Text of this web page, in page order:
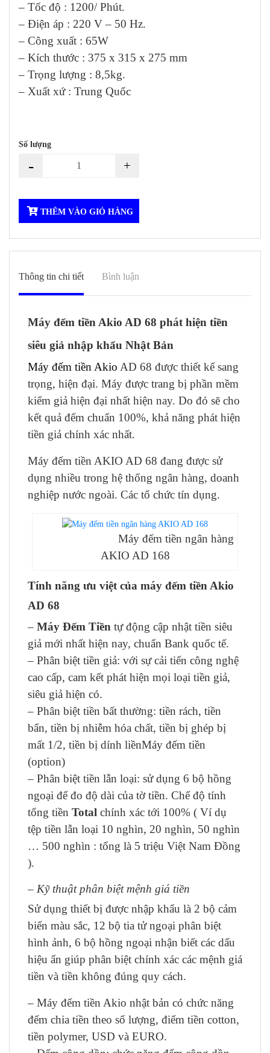
– Tốc độ : 1200/ Phút.
– Điện áp : 220 V – 50 Hz.
– Công xuất : 65W
– Kích thước : 375 x 315 x 275 mm
– Trọng lượng : 8,5kg.
– Xuất xứ : Trung Quốc
Số lượng
- +
THÊM VÀO GIỎ HÀNG
Thông tin chi tiết Bình luận
Máy đếm tiền Akio AD 68 phát hiện tiền
siêu giả nhập khẩu Nhật Bản
Máy đếm tiền Akio AD 68 được thiết kế sang
trọng, hiện đại. Máy được trang bị phần mềm
kiểm giả hiện đại nhất hiện nay. Do đó sẽ cho
kết quả đếm chuẩn 100%, khả năng phát hiện
tiền giả chính xác nhất.
Máy đếm tiền AKIO AD 68 đang được sử
dụng nhiều trong hệ thống ngân hàng, doanh
nghiệp nước ngoài. Các tổ chức tín dụng.
Máy đếm tiền ngân hàng
AKIO AD 168
Tính năng ưu việt của máy đếm tiền Akio
AD 68
– Máy Đếm Tiền tự động cập nhật tiền siêu
giả mới nhất hiện nay, chuẩn Bank quốc tế.
– Phân biệt tiền giả: với sự cải tiến công nghệ
cao cấp, cam kết phát hiện mọi loại tiền giả,
siêu giả hiện có.
– Phân biệt tiền bất thường: tiền rách, tiền
bẩn, tiền bị nhiễm hóa chất, tiền bị ghép bị
mất 1/2, tiền bị dính liềnMáy đếm tiền
(option)
– Phân biệt tiền lẫn loại: sử dụng 6 bộ hồng
ngoại để đo độ dài của tờ tiền. Chế độ tính
tổng tiền Total chính xác tới 100% ( Ví dụ
tệp tiền lẫn loại 10 nghìn, 20 nghìn, 50 nghìn
… 500 nghìn : tổng là 5 triệu Việt Nam Đồng
).
– Kỹ thuật phân biệt mệnh giá tiền
Sử dụng thiết bị được nhập khẩu là 2 bộ cảm
biến màu sắc, 12 bộ tia tử ngoại phân biệt
hình ảnh, 6 bộ hồng ngoại nhận biết các dấu
hiệu ẩn giúp phân biệt chính xác các mệnh giá
tiền và tiền không đúng quy cách.
– Máy đếm tiền Akio nhật bản có chức năng
đếm chia tiền theo số lượng, điếm tiền cotton,
tiền polymer, USD và EURO.